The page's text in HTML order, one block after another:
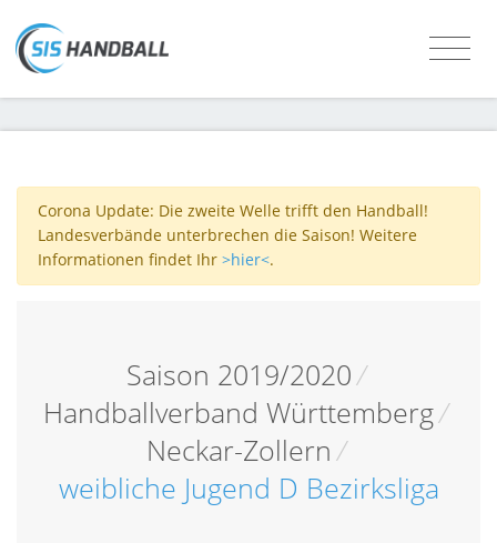
Corona Update: Die zweite Welle trifft den Handball!
Landesverbände unterbrechen die Saison! Weitere
Informationen findet Ihr >hier<.
Saison 2019/2020/
Handballverband Württemberg/
Neckar-Zollern/
weibliche Jugend D Bezirksliga